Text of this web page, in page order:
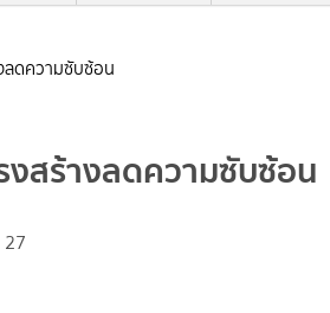
ลดความซับซ้อน
งสร้างลดความซับซ้อน
27